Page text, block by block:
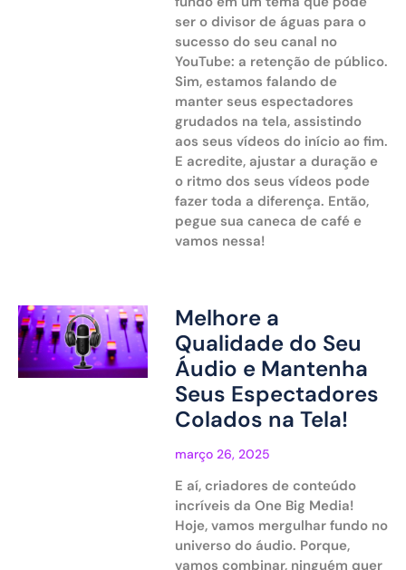
ser o divisor de águas para o
sucesso do seu canal no
YouTube: a retenção de público.
Sim, estamos falando de
manter seus espectadores
grudados na tela, assistindo
aos seus vídeos do início ao fim.
E acredite, ajustar a duração e
o ritmo dos seus vídeos pode
fazer toda a diferença. Então,
pegue sua caneca de café e
vamos nessa!
Melhore a
Qualidade do Seu
Áudio e Mantenha
Seus Espectadores
Colados na Tela!
março 26, 2025
E aí, criadores de conteúdo
incríveis da One Big Media!
Hoje, vamos mergulhar fundo no
universo do áudio. Porque,
vamos combinar, ninguém quer